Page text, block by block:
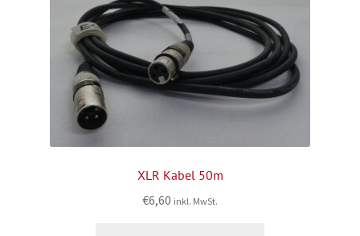
XLR Kabel 50m
€6,60 inkl. MwSt.